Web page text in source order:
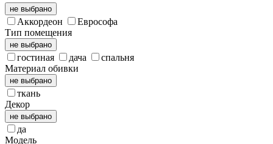
не выбрано
Аккордеон
Еврософа
Тип помещения
не выбрано
гостиная дача
спальня
Материал обивки
не выбрано
ткань
Декор
не выбрано
да
Модель